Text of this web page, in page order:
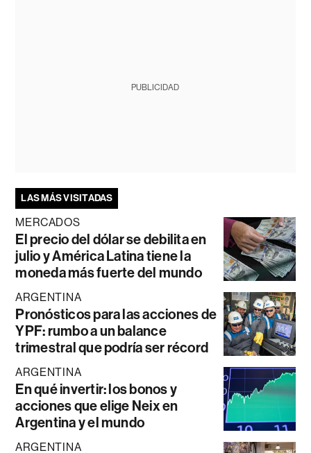
PUBLICIDAD
LAS MÁS VISITADAS
MERCADOS
El precio del dólar se debilita en
julio y América Latina tiene la
moneda más fuerte del mundo
ARGENTINA
Pronósticos para las acciones de
YPF: rumbo a un balance
trimestral que podría ser récord
ARGENTINA
En qué invertir: los bonos y
acciones que elige Neix en
Argentina y el mundo
ARGENTINA